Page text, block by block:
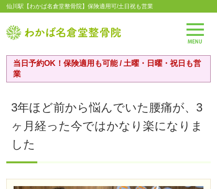
仙川駅【わかば名倉堂整骨院】保険適用可/土日祝も営業
当日予約OK！保険適用も可能 / 土曜・日曜・祝日も営
業
3年ほど前から悩んでいた腰痛が、3
ヶ月経った今ではかなり楽になりま
した